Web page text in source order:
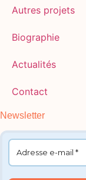
Autres projets
Biographie
Actualités
Contact
Newsletter